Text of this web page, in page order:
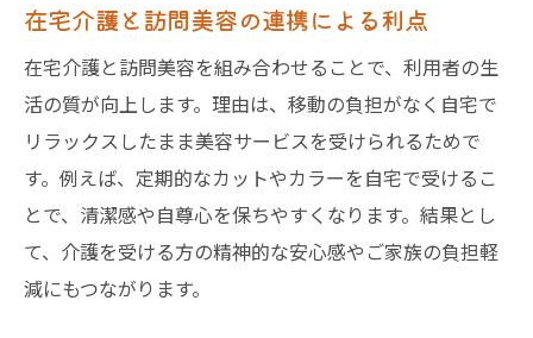
在宅介護と訪問美容の連携による利点
在宅介護と訪問美容を組み合わせることで、利用者の生
活の質が向上します。理由は、移動の負担がなく自宅で
リラックスしたまま美容サービスを受けられるためで
す。例えば、定期的なカットやカラーを自宅で受けるこ
とで、清潔感や自尊心を保ちやすくなります。結果とし
て、介護を受ける方の精神的な安心感やご家族の負担軽
減にもつながります。